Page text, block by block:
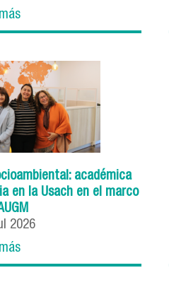
académica
en la Usach en el marco
2026